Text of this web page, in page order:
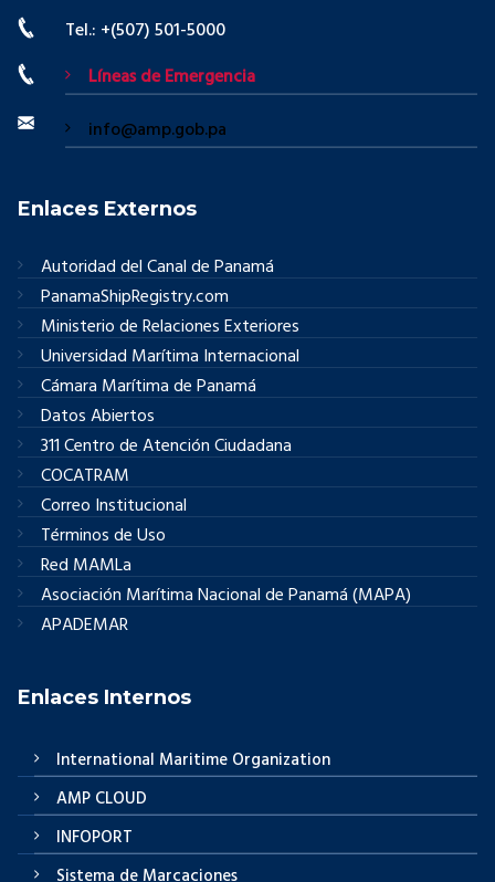
Tel.: +(507) 501-5000
Líneas de Emergencia
info@amp.gob.pa
Enlaces Externos
Autoridad del Canal de Panamá
PanamaShipRegistry.com
Ministerio de Relaciones Exteriores
Universidad Marítima Internacional
Cámara Marítima de Panamá
Datos Abiertos
311 Centro de Atención Ciudadana
COCATRAM
Correo Institucional
Términos de Uso
Red MAMLa
Asociación Marítima Nacional de Panamá (MAPA)
APADEMAR
Enlaces Internos
International Maritime Organization
AMP CLOUD
INFOPORT
Sistema de Marcaciones